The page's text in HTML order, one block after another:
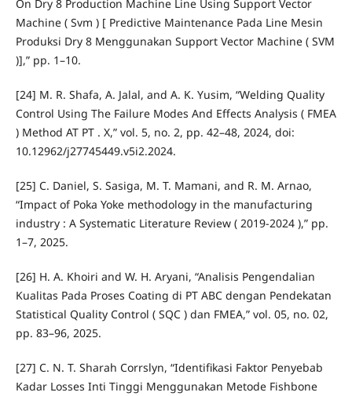
On Dry 8 Production Machine Line Using Support Vector
Machine ( Svm ) [ Predictive Maintenance Pada Line Mesin
Produksi Dry 8 Menggunakan Support Vector Machine ( SVM
)],” pp. 1–10.
[24] M. R. Shafa, A. Jalal, and A. K. Yusim, “Welding Quality
Control Using The Failure Modes And Effects Analysis ( FMEA
) Method AT PT . X,” vol. 5, no. 2, pp. 42–48, 2024, doi:
10.12962/j27745449.v5i2.2024.
[25] C. Daniel, S. Sasiga, M. T. Mamani, and R. M. Arnao,
“Impact of Poka Yoke methodology in the manufacturing
industry : A Systematic Literature Review ( 2019-2024 ),” pp.
1–7, 2025.
[26] H. A. Khoiri and W. H. Aryani, “Analisis Pengendalian
Kualitas Pada Proses Coating di PT ABC dengan Pendekatan
Statistical Quality Control ( SQC ) dan FMEA,” vol. 05, no. 02,
pp. 83–96, 2025.
[27] C. N. T. Sharah Corrslyn, “Identifikasi Faktor Penyebab
Kadar Losses Inti Tinggi Menggunakan Metode Fishbone